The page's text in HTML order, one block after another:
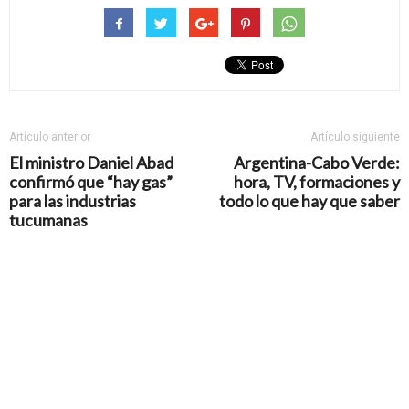
Artículo anterior
El ministro Daniel Abad
confirmó que “hay gas”
para las industrias
tucumanas
Artículo siguiente
Argentina-Cabo Verde:
hora, TV, formaciones y
todo lo que hay que saber